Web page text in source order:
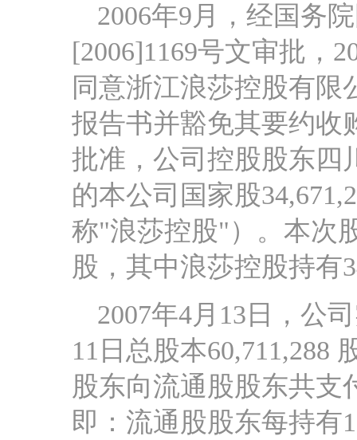
2006年9月，经国务
[2006]1169号文审批，
同意浙江浪莎控股有
报告书并豁免其要约收
批准，公司控股股东四
的本公司国家股
称"浪莎控股"）。本次
股，其中浪莎控股持有
2007年4月13日，公
11日总股本60,711,288
股东向流通股股东共支
即：流通股股东每持有